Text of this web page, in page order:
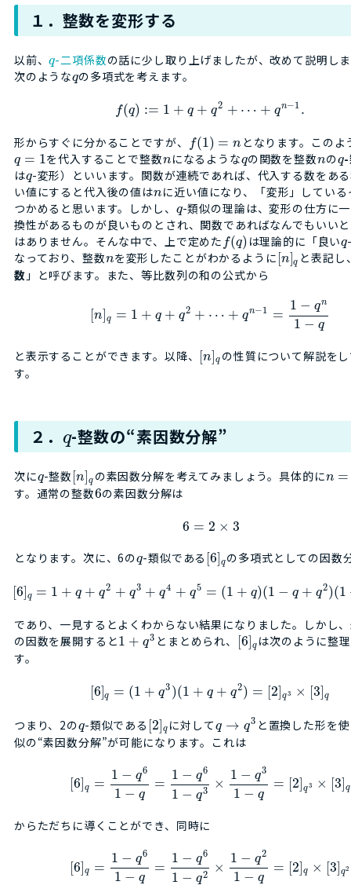
１．整数を変形する
以前、q-二項係数の話に少し取り上げましたが、改めて説明し
次のようなqの多項式を考えます。
f(q) := 1 + q + q2 + ⋯ + qn−1 .
形からすぐに分かることですが、 f(1) = n となります。このよ
q = 1を代入することで整数nになるようなqの関数を整数nのq-
はq-変形）といいます。関数が連続であれば、代入する数をあ
い値にすると代入後の値はnに近い値になり、「変形」してい
つかめると思います。しかし、 q-類似の理論は、変形の仕方に
換性があるものが良いものとされ、関数であればなんでもいい
はありません。そんな中で、上で定めた f(q) は理論的に「良いq
なっており、整数nを変形したことがわかるように [n]q と表記し
数 」と呼びます。また、等比数列の和の公式から
[n]q = 1 + q + q2 + ⋯ + qn−1 =
1 − qn
1 − q
と表示することができます。以降、 [n]q の性質について解説を
す。
２． q-整数の“素因数分解”
次にq-整数 [n]q の素因数分解を考えてみましょう。具体的にn =
す。通常の整数6の素因数分解は
6 = 2 × 3
となります。次に、6のq-類似である [6]qの多項式としての因数
[6] q = 1 + q + q2 + q3 + q4 + q5 = (1 + q)(1 − q + q2)(1
であり、一見するとよくわからない結果になりました。しかし
の因数を展開すると1 + q3 とまとめられ、 [6]q は次のように整
す。
[6]q = (1 + q3 )(1 + q + q2) = [2]q3 × [3]q
つまり、2のq-類似である [2]q に対してq → q3 と置換した形を
似の“素因数分解”が可能になります。これは
[6] q =
1 − q6
1 − q
=
1 − q6
1 − q3 ×
1 − q3
1 − q
= [2]q3 × [3]q
からただちに導くことができ、同時に
[6]q =
1 − q6
1 − q
=
1 − q6
1 − q2 ×
1 − q2
1 − q
= [2]q × [3]q2